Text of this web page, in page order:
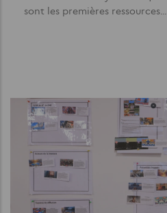
sont les premières ressources…